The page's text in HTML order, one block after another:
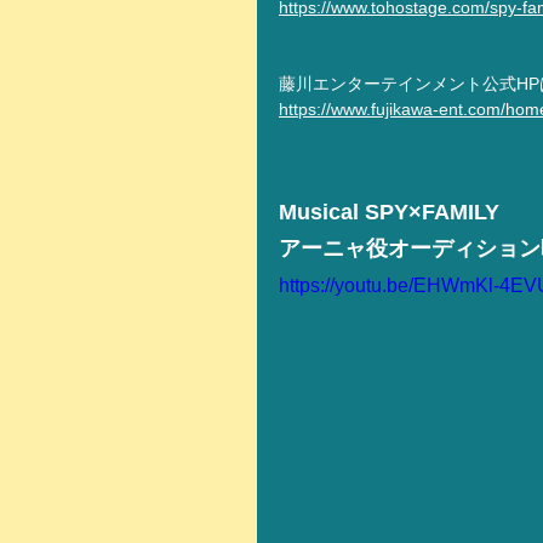
https://www.tohostage.com/spy-
藤川エンターテインメント公式HP
https://www.fujikawa-ent.com/
Musical SPY×FAMILY
アーニャ役オーディショ
https://youtu.be/EHWmKl-